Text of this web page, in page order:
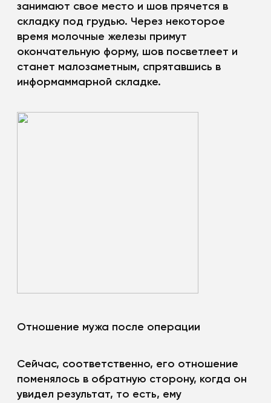
занимают свое место и шов прячется в
складку под грудью. Через некоторое
время молочные железы примут
окончательную форму, шов посветлеет и
станет малозаметным, спрятавшись в
информаммарной складке.
Отношение мужа после операции
Сейчас, соответственно, его отношение
поменялось в обратную сторону, когда он
увидел результат, то есть, ему